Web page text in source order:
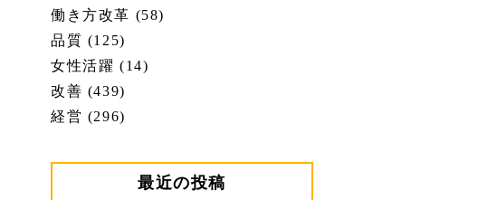
働き方改革 (58)
品質 (125)
女性活躍 (14)
改善 (439)
経営 (296)
最近の投稿